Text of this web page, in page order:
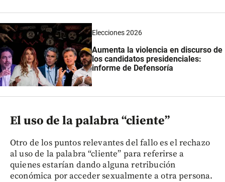
Elecciones 2026
Aumenta la violencia en discurso de
los candidatos presidenciales:
informe de Defensoría
El uso de la palabra “cliente”
Otro de los puntos relevantes del fallo es el rechazo
al uso de la palabra “cliente” para referirse a
quienes estarían dando alguna retribución
económica por acceder sexualmente a otra persona.